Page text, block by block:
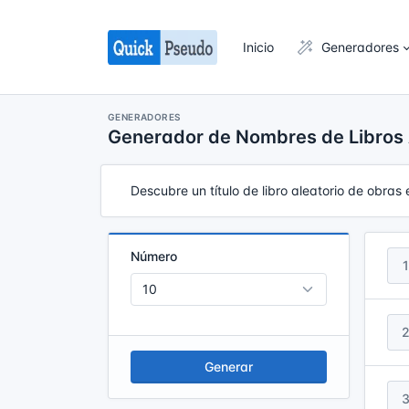
Inicio Generadores
GENERADORES
Generador de Nombres de
Descubre un título de libro aleatorio de
Número
Generar
1
2
3